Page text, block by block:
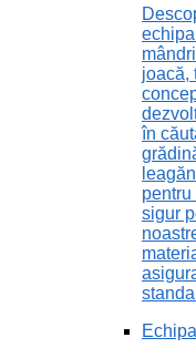
joacă,
în
sigur